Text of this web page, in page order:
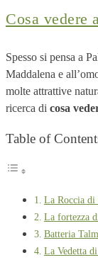
Cosa vedere
Spesso si pensa a
Maddalena e
molte attrattive
ricerca di cosa
Table of
La Roccia di
La fortezza
Batteria
La Vedetta